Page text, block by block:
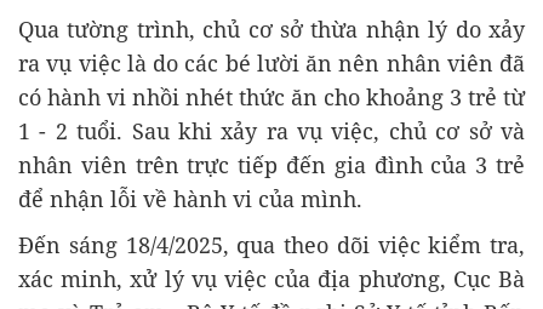
Qua tường trình, chủ cơ sở thừa nhận lý do xảy
ra vụ việc là do các bé lười ăn nên nhân viên đã
có hành vi nhồi nhét thức ăn cho khoảng 3 trẻ từ
1 - 2 tuổi. Sau khi xảy ra vụ việc, chủ cơ sở và
nhân viên trên trực tiếp đến gia đình của 3 trẻ
để nhận lỗi về hành vi của mình.
Đến sáng 18/4/2025, qua theo dõi việc kiểm tra,
xác minh, xử lý vụ việc của địa phương, Cục Bà